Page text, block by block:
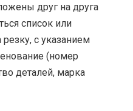
друг на друга
список или
с указанием
(номер
деталей, марка